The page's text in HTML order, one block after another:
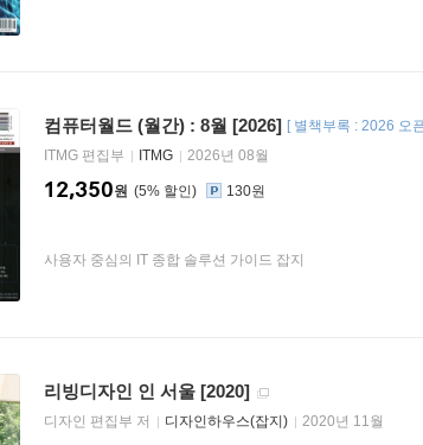
컴퓨터월드 (월간) : 8월 [2026] [ 별책부록 : 2026 오
ITMG 편집부
ITMG 2026년 08월
5%
12,350원 130원
사용자 중심의 IT 종합 솔루션 가이드 잡지
리빙디자인 인 서울 [2020]
디자인 편집부 저 디자인하우스(잡지) 2020년 11월